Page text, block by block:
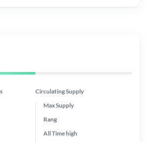
Circulating Supply
Max Supply
Rang
All Timehigh